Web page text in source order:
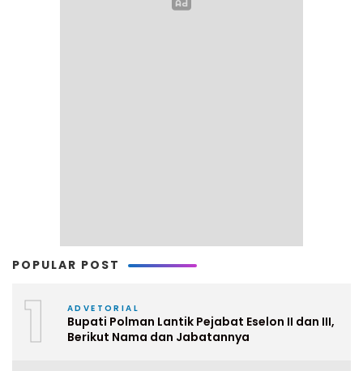
POPULAR POST
1 ADVETORIAL
Bupati Polman Lantik Pejabat Eselon II dan III,
Berikut Nama dan Jabatannya